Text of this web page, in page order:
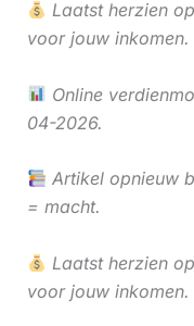
Laatst herzien
voor jouw inkomen.
Online
04-2026.
Artikel opnieuw
= macht.
Laatst herzien
voor jouw inkomen.